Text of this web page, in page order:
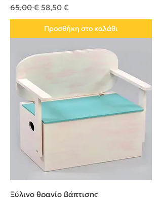
Κανονική τιμή
65,00 € Τιμή Έκπτωσης
58,50 €
Προσθήκη στο καλάθι
Ξύλινο θρανίο βάπτισης